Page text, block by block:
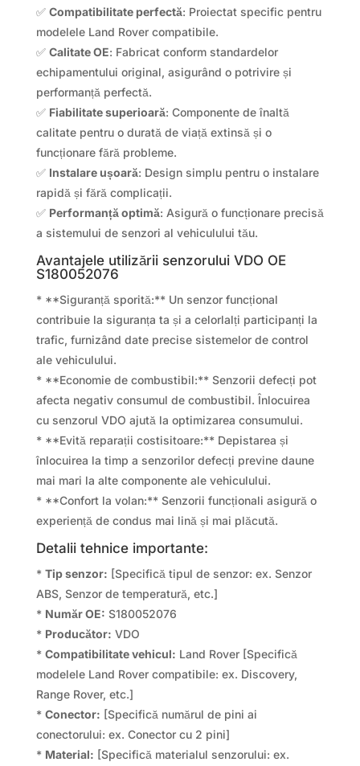
✅ Compatibilitate perfectă: Proiectat specific pentru
modelele Land Rover compatibile.
✅ Calitate OE: Fabricat conform standardelor
echipamentului original, asigurând o potrivire și
performanță perfectă.
✅ Fiabilitate superioară: Componente de înaltă
calitate pentru o durată de viață extinsă și o
funcționare fără probleme.
✅ Instalare ușoară: Design simplu pentru o instalare
rapidă și fără complicații.
✅ Performanță optimă: Asigură o funcționare precisă
a sistemului de senzori al vehiculului tău.
Avantajele utilizării senzorului VDO OE
S180052076
* **Siguranță sporită:** Un senzor funcțional
contribuie la siguranța ta și a celorlalți participanți la
trafic, furnizând date precise sistemelor de control
ale vehiculului.
* **Economie de combustibil:** Senzorii defecți pot
afecta negativ consumul de combustibil. Înlocuirea
cu senzorul VDO ajută la optimizarea consumului.
* **Evită reparații costisitoare:** Depistarea și
înlocuirea la timp a senzorilor defecți previne daune
mai mari la alte componente ale vehiculului.
* **Confort la volan:** Senzorii funcționali asigură o
experiență de condus mai lină și mai plăcută.
Detalii tehnice importante:
* Tip senzor: [Specifică tipul de senzor: ex. Senzor
ABS, Senzor de temperatură, etc.]
* Număr OE: S180052076
* Producător: VDO
* Compatibilitate vehicul: Land Rover [Specifică
modelele Land Rover compatibile: ex. Discovery,
Range Rover, etc.]
* Conector: [Specifică numărul de pini ai
conectorului: ex. Conector cu 2 pini]
* Material: [Specifică materialul senzorului: ex.